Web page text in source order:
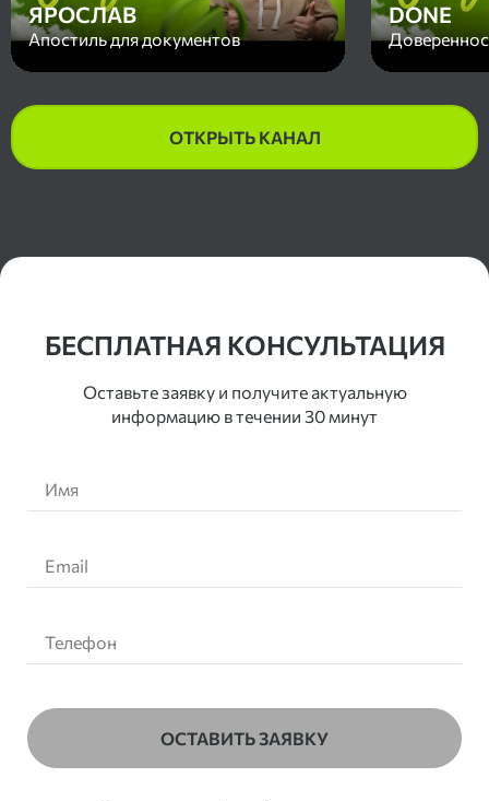
ЯРОСЛАВ
Апостиль для документов
DONE
ОТКРЫТЬ КАНАЛ
Контакты
БЕСПЛАТНАЯ КОНСУЛЬТАЦИЯ
Оставьте заявку и получите актуальную
информацию в течении 30 минут
ОСТАВИТЬ ЗАЯВКУ